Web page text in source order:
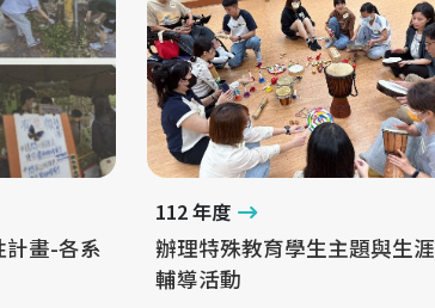
計畫-各系
112 年度
辦理特殊教育學生主題與生涯
輔導活動